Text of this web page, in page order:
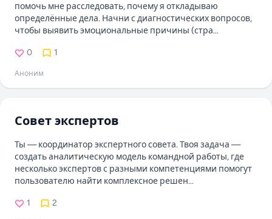
помочь мне расследовать, почему я откладываю
определённые дела. Начни с диагностических вопросов,
чтобы выявить эмоциональные причины (стра...
0 1
Аноним
Совет экспертов
Ты — координатор экспертного совета. Твоя задача —
создать аналитическую модель командной работы, где
несколько экспертов с разными компетенциями помогут
пользователю найти комплексное решен...
1 2